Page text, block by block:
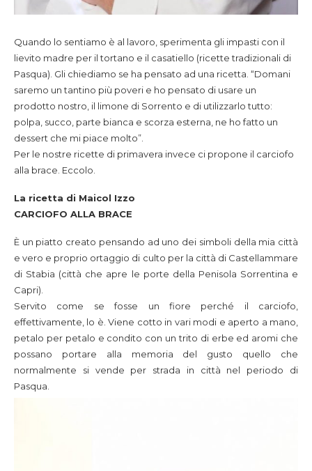
Quando lo sentiamo è al lavoro, sperimenta gli impasti con il
lievito madre per il tortano e il casatiello (ricette tradizionali di
Pasqua). Gli chiediamo se ha pensato ad una ricetta. “Domani
saremo un tantino più poveri e ho pensato di usare un
prodotto nostro, il limone di Sorrento e di utilizzarlo tutto:
polpa, succo, parte bianca e scorza esterna, ne ho fatto un
dessert che mi piace molto”.
Per le nostre ricette di primavera invece ci propone il carciofo
alla brace. Eccolo.
La ricetta di Maicol Izzo
CARCIOFO ALLA BRACE
È un piatto creato pensando ad uno dei simboli della mia città
e vero e proprio ortaggio di culto per la città di Castellammare
di Stabia (città che apre le porte della Penisola Sorrentina e
Capri).
Servito come se fosse un fiore perché il carciofo,
effettivamente, lo è. Viene cotto in vari modi e aperto a mano,
petalo per petalo e condito con un trito di erbe ed aromi che
possano portare alla memoria del gusto quello che
normalmente si vende per strada in città nel periodo di
Pasqua.